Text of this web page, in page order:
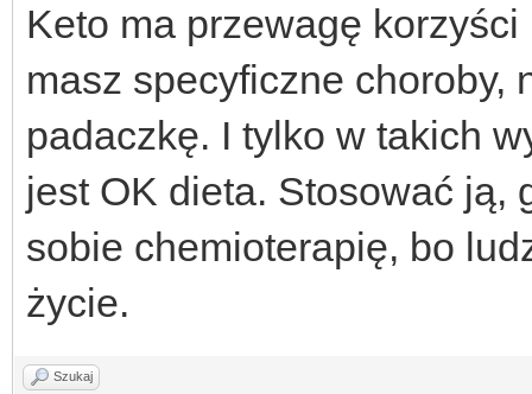
Keto ma przewagę
masz specyficzne choroby,
padaczkę. I tylko w takich
jest OK dieta. Stosować ją,
sobie chemioterapię, bo
życie.
Szukaj